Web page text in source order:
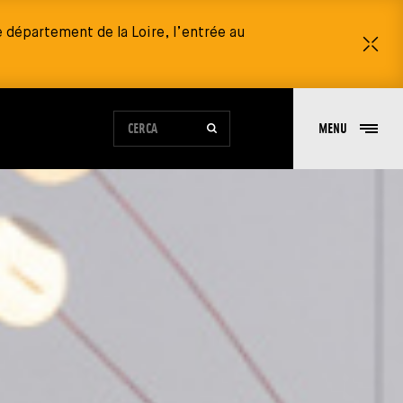
de la Loire, l’entrée au
MODULO DI RICERCA DEL SITO MENU